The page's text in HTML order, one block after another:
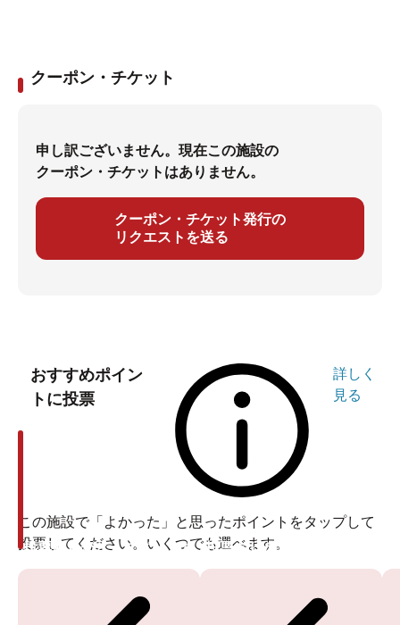
クーポン・チケット
申し訳ございません。現在この施設の
クーポン・チケットはありません。
クーポン・チケット発行の
リクエストを送る
おすすめポイン
トに投票
詳しく
見る
この施設で「よかった」と思ったポイントをタップして
投票してください。いくつでも選べます。
投票ありがとうございます 投票ありがとうございます